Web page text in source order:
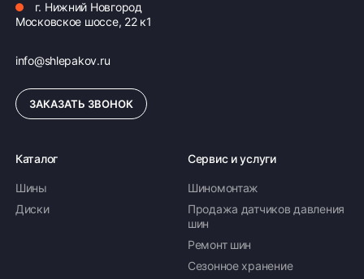
г. Нижний Новгород
Московское шоссе, 22 к1
info@shlepakov.ru
ЗАКАЗАТЬ ЗВОНОК
Каталог
Шины
Диски
Сервис и услуги
Шиномонтаж
Продажа датчиков давления
шин
Ремонт шин
Сезонное хранение